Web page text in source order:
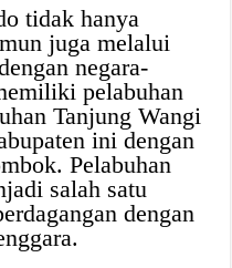
tidak hanya
juga melalui
negara-
pelabuhan
Tanjung Wangi
ini dengan
Pelabuhan
salah satu
dengan